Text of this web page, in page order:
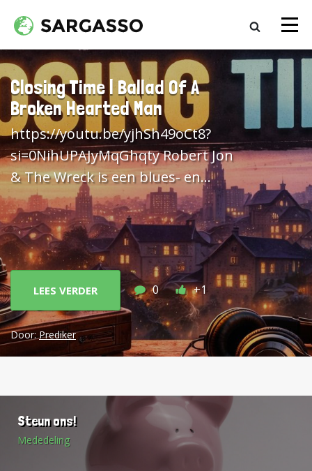
Closing Time | Ballad Of A
Broken Hearted Man
https://youtu.be/yjhSh49oCt8?
si=0NihUPAJyMqGhqty Robert Jon
& The Wreck is een blues- en
southern rockband uit Orange
County, California. Dit is een van de
singles van hun komende album
Red Moon Rising
Door:Prediker
LEES VERDER 0 +1
Steun ons!
Mededeling